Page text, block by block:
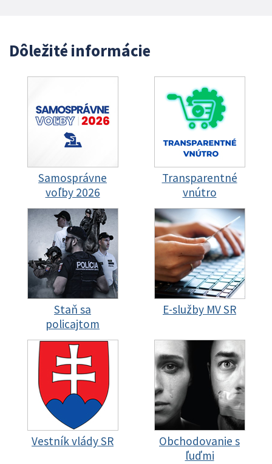
Dôležité informácie
Samosprávne
voľby 2026
Transparentné
vnútro
Staň sa
policajtom
E-služby MV SR
Vestník vlády SR
Obchodovanie s
ľuďmi